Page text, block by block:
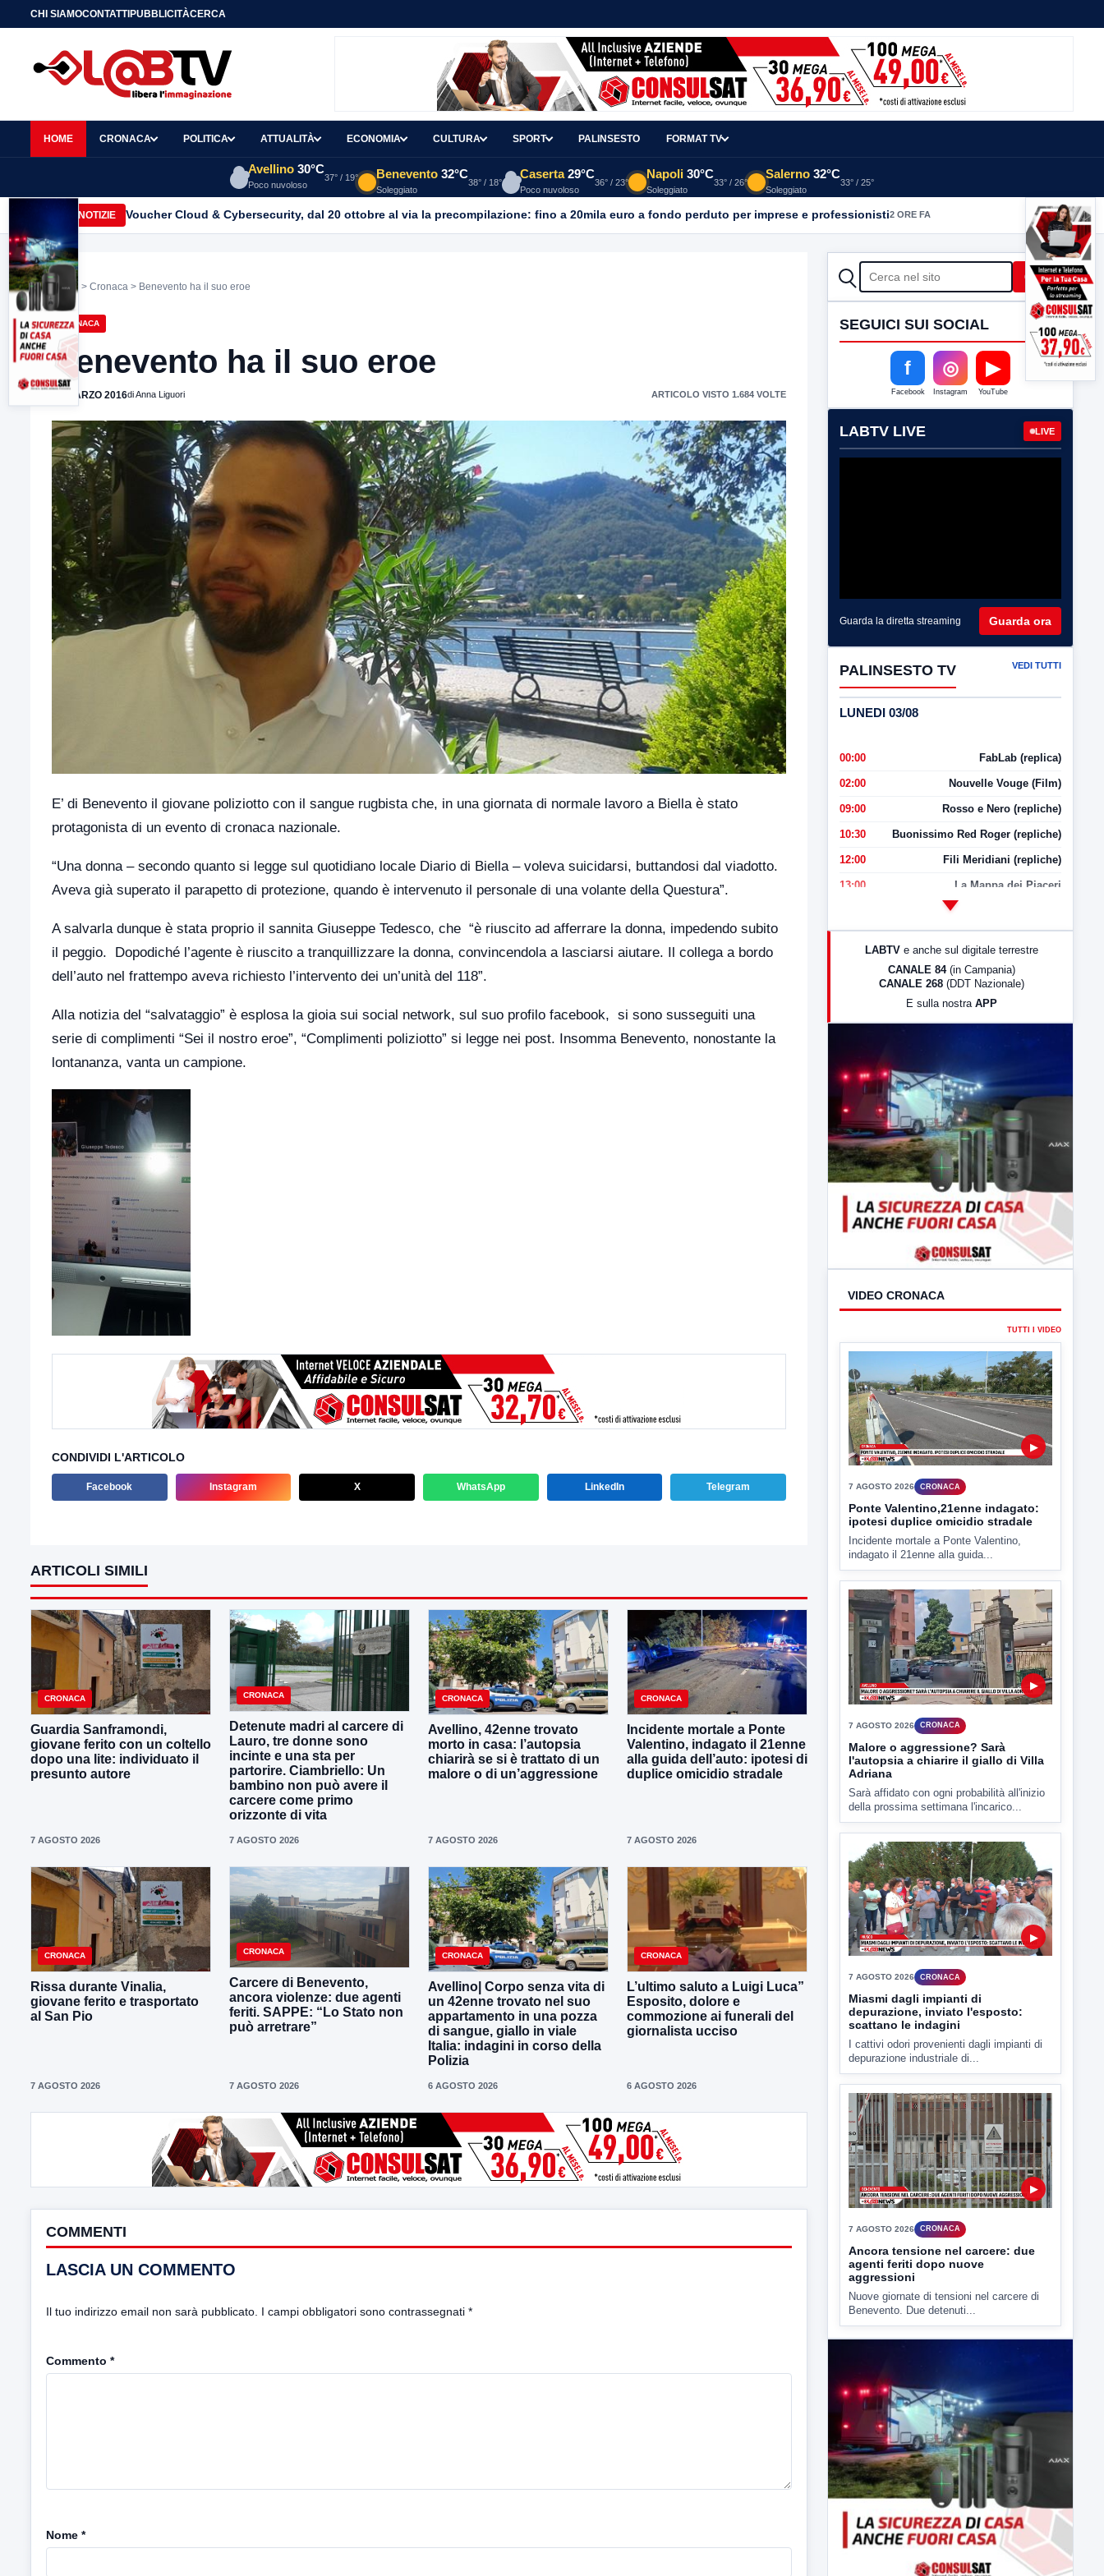
CHI SIAMOCONTATTIPUBBLICITÀCERCA
HOME CRONACA POLITICA ATTUALITÀ ECONOMIA CULTURA SPORT PALINSESTO FORMAT TV
Avellino 30°C
Poco nuvoloso
37° / 19° Benevento 32°C
Soleggiato
38° / 18°
Caserta 29°C
Poco nuvoloso
36° / 23°
Napoli 30°C
Soleggiato
33° / 26°
Salerno 32°C
Soleggiato
33° / 25°
ULTIME NOTIZIE Voucher Cloud & Cybersecurity, dal 20 ottobre al via la precompilazione: fino a 20mila euro a fondo perduto per imprese e professionisti2 ORE FA
Home > Cronaca > Benevento ha il suo eroe
CRONACA
Benevento ha il suo eroe
31 MARZO 2016di Anna Liguori ARTICOLO VISTO 1.684 VOLTE
E’ di Benevento il giovane poliziotto con il sangue rugbista che, in una giornata di normale lavoro a Biella è stato
protagonista di un evento di cronaca nazionale.
“Una donna – secondo quanto si legge sul quotidiano locale Diario di Biella – voleva suicidarsi, buttandosi dal viadotto.
Aveva già superato il parapetto di protezione, quando è intervenuto il personale di una volante della Questura”.
A salvarla dunque è stata proprio il sannita Giuseppe Tedesco, che “è riuscito ad afferrare la donna, impedendo subito
il peggio. Dopodiché l’agente è riuscito a tranquillizzare la donna, convincendola a lasciarsi aiutare. Il collega a bordo
dell’auto nel frattempo aveva richiesto l’intervento dei un’unità del 118”.
Alla notizia del “salvataggio” è esplosa la gioia sui social network, sul suo profilo facebook, si sono susseguiti una
serie di complimenti “Sei il nostro eroe”, “Complimenti poliziotto” si legge nei post. Insomma Benevento, nonostante la
lontananza, vanta un campione.
CONDIVIDI L'ARTICOLO
Facebook Instagram X WhatsApp LinkedIn Telegram
ARTICOLI SIMILI
CRONACA
Guardia Sanframondi,
giovane ferito con un coltello
dopo una lite: individuato il
presunto autore
7 AGOSTO 2026
CRONACA
Detenute madri al carcere di
Lauro, tre donne sono
incinte e una sta per
partorire. Ciambriello: Un
bambino non può avere il
carcere come primo
orizzonte di vita
7 AGOSTO 2026
CRONACA
Avellino, 42enne trovato
morto in casa: l’autopsia
chiarirà se si è trattato di un
malore o di un’aggressione
7 AGOSTO 2026
CRONACA
Incidente mortale a Ponte
Valentino, indagato il 21enne
alla guida dell’auto: ipotesi di
duplice omicidio stradale
7 AGOSTO 2026
CRONACA
Rissa durante Vinalia,
giovane ferito e trasportato
al San Pio
7 AGOSTO 2026
CRONACA
Carcere di Benevento,
ancora violenze: due agenti
feriti. SAPPE: “Lo Stato non
può arretrare”
7 AGOSTO 2026
CRONACA
Avellino| Corpo senza vita di
un 42enne trovato nel suo
appartamento in una pozza
di sangue, giallo in viale
Italia: indagini in corso della
Polizia
6 AGOSTO 2026
CRONACA
L’ultimo saluto a Luigi Luca”
Esposito, dolore e
commozione ai funerali del
giornalista ucciso
6 AGOSTO 2026
COMMENTI
LASCIA UN COMMENTO
Il tuo indirizzo email non sarà pubblicato. I campi obbligatori sono contrassegnati *
Commento *
Nome *
CERCA Cerca
SEGUICI SUI SOCIAL
f
Facebook
◎
Instagram
▶
YouTube
LABTV LIVE LIVE
Guarda la diretta streaming Guarda ora
PALINSESTO TV VEDI TUTTI
LUNEDI 03/08
00:00 FabLab (replica)
02:00 Nouvelle Vouge (Film)
09:00 Rosso e Nero (repliche)
10:30 Buonissimo Red Roger (repliche)
12:00 Fili Meridiani (repliche)
13:00 La Mappa dei Piaceri
LabNews (Diretta)
LABTV e anche sul digitale terrestre
CANALE 84 (in Campania)
CANALE 268 (DDT Nazionale)
E sulla nostra APP
VIDEO CRONACA
TUTTI I VIDEO
▶
7 AGOSTO 2026 CRONACA
Ponte Valentino,21enne indagato:
ipotesi duplice omicidio stradale
Incidente mortale a Ponte Valentino,
indagato il 21enne alla guida...
▶
7 AGOSTO 2026 CRONACA
Malore o aggressione? Sarà
l'autopsia a chiarire il giallo di Villa
Adriana
Sarà affidato con ogni probabilità all'inizio
della prossima settimana l'incarico...
▶
7 AGOSTO 2026 CRONACA
Miasmi dagli impianti di
depurazione, inviato l'esposto:
scattano le indagini
I cattivi odori provenienti dagli impianti di
depurazione industriale di...
▶
7 AGOSTO 2026 CRONACA
Ancora tensione nel carcere: due
agenti feriti dopo nuove
aggressioni
Nuove giornate di tensioni nel carcere di
Benevento. Due detenuti...